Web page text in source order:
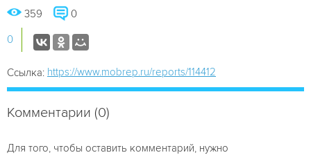
359 0
0
Ссылка: https://www.mobrep.ru/reports/114412
Комментарии (0)
Для того, чтобы оставить комментарий, нужно